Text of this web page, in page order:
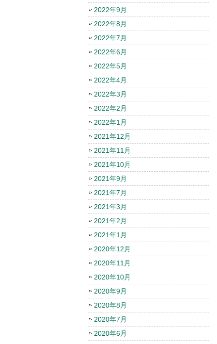
2022年9月
2022年8月
2022年7月
2022年6月
2022年5月
2022年4月
2022年3月
2022年2月
2022年1月
2021年12月
2021年11月
2021年10月
2021年9月
2021年7月
2021年3月
2021年2月
2021年1月
2020年12月
2020年11月
2020年10月
2020年9月
2020年8月
2020年7月
2020年6月